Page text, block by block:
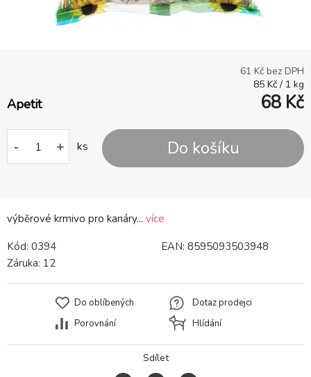
výběrové krmivo pro kanáry... více
61 Kč bez DPH
85 Kč / 1 kg
Apetit 68 Kč
- + ks Do košíku
Kód: 0394 EAN: 8595093503948
Záruka: 12
Do oblíbených
Porovnání
Dotaz prodejci
Hlídání
Sdílet